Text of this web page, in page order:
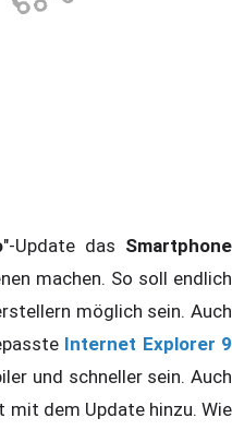
"-Update das Smartphone
machen. So soll endlich
möglich sein. Auch
Internet Explorer 9
und schneller sein. Auch
dem Update hinzu. Wie